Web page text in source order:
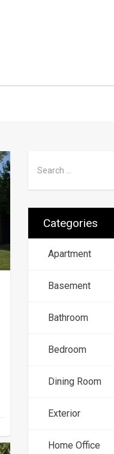
Search for:
Categories
Apartment
Basement
Bathroom
Bedroom
Dining Room
Exterior
Home Office